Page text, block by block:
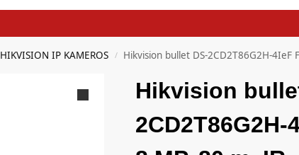
HIKVISION IP KAMEROS / Hikvision bullet DS-2CD2T86G2H-4IeF
Hikvision
2CD2T86G2H-